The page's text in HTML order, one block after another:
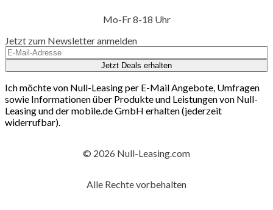
Mo-Fr 8-18 Uhr
Jetzt zum Newsletter anmelden
Jetzt Deals erhalten
Ich möchte von Null-Leasing per E-Mail Angebote, Umfragen
sowie Informationen über Produkte und Leistungen von Null-
Leasing und der mobile.de GmbH erhalten (jederzeit
widerrufbar).
© 2026 Null-Leasing.com
Alle Rechte vorbehalten